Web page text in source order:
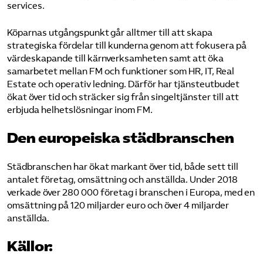
services.
Köparnas utgångspunkt går alltmer till att skapa
strategiska fördelar till kunderna genom att fokusera på
värdeskapande till kärn­verksamheten samt att öka
samarbetet mellan FM och funktioner som HR, IT, Real
Estate och operativ ledning. Därför har tjänsteutbudet
ökat över tid och sträcker sig från singeltjänster till att
erbju­da helhetslösningar inom FM.
Den europeiska städ­branschen
Städ­branschen har ökat markant över tid, både sett till
antalet företag, omsättning och anställda. Under 2018
verkade över 280 000 företag i branschen i Europa, med en
omsättning på 120 miljarder euro och över 4 miljarder
anställda.
Källor: